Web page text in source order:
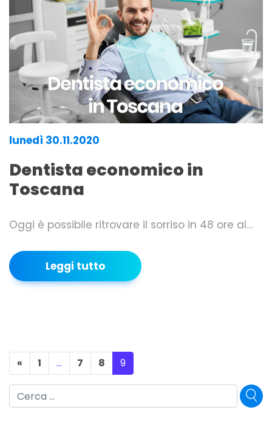
lunedì 30.11.2020
Dentista economico in
Toscana
Oggi è possibile ritrovare il sorriso in 48 ore al…
Leggi tutto
« 1 … 7 8
9
Cerca